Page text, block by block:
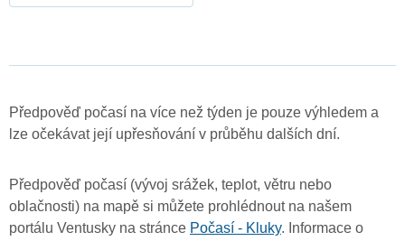
Předpověď počasí na více než týden je pouze výhledem a
lze očekávat její upřesňování v průběhu dalších dní.
Předpověď počasí (vývoj srážek, teplot, větru nebo
oblačnosti) na mapě si můžete prohlédnout na našem
portálu Ventusky na stránce Počasí - Kluky. Informace o